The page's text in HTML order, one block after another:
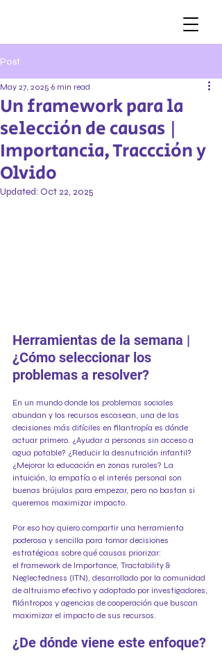
Post
Un framework para la
selección de causas |
Importancia, Traccción y
Olvido
May 27, 2025 6 min read
Updated: Oct 22, 2025
Herramientas de la semana |
¿Cómo seleccionar los
problemas a resolver?
En un mundo donde los problemas sociales
abundan y los recursos escasean, una de las
decisiones más difíciles en filantropía es dónde
actuar primero. ¿Ayudar a personas sin acceso a
agua potable? ¿Reducir la desnutrición infantil?
¿Mejorar la educación en zonas rurales? La
intuición, la empatía o el interés personal son
buenas brújulas para empezar, pero no bastan si
queremos maximizar impacto.
Por eso hoy quiero compartir una herramienta
poderosa y sencilla para tomar decisiones
estratégicas sobre qué causas priorizar:
el framework de Importance, Tractability &
Neglectedness (ITN), desarrollado por la comunidad
de altruismo efectivo y adoptado por investigadores,
filántropos y agencias de cooperación que buscan
maximizar el impacto de sus recursos.
¿De dónde viene este enfoque?